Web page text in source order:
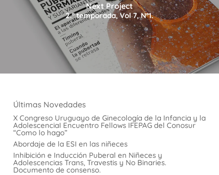
Next Project
2.ª temporada, Vol 7, Nº1.
Últimas Novedades
X Congreso Uruguayo de Ginecología de la Infancia y la
AdolescenciaI Encuentro Fellows IFEPAG del Conosur
“Como lo hago”
Abordaje de la ESI en las niñeces
Inhibición e Inducción Puberal en Niñeces y
Adolescencias Trans, Travestis y No Binaries.
Documento de consenso.